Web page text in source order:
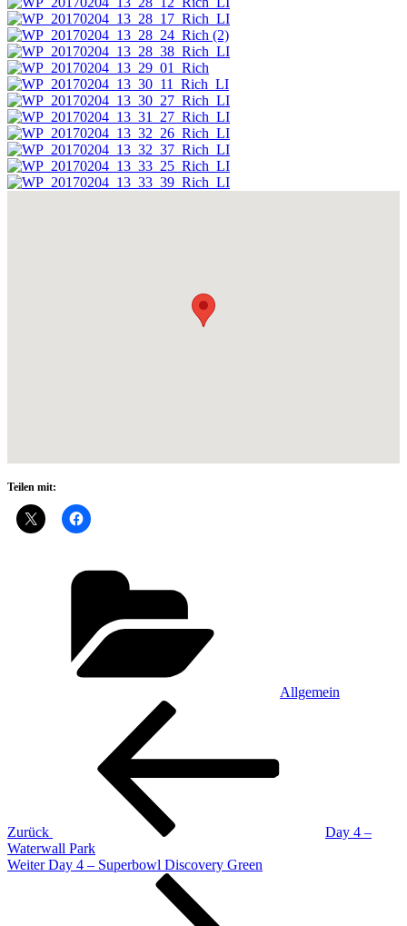
Teilen mit:
Allgemein
Beitragsnavigation
Zurück
Day 4 –
Waterwall Park
Nächster
Weiter Day 4 – Superbowl Discovery Green